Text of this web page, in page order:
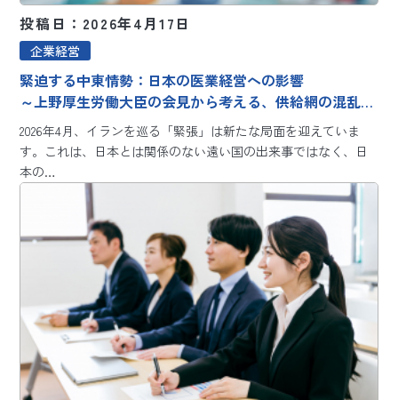
投稿日：2026年4月17日
企業経営
緊迫する中東情勢：日本の医業経営への影響
～上野厚生労働大臣の会見から考える、供給網の混乱と
コスト高騰への対策～
2026年4月、イランを巡る「緊張」は新たな局面を迎えていま
す。これは、日本とは関係のない遠い国の出来事ではなく、日
本の…